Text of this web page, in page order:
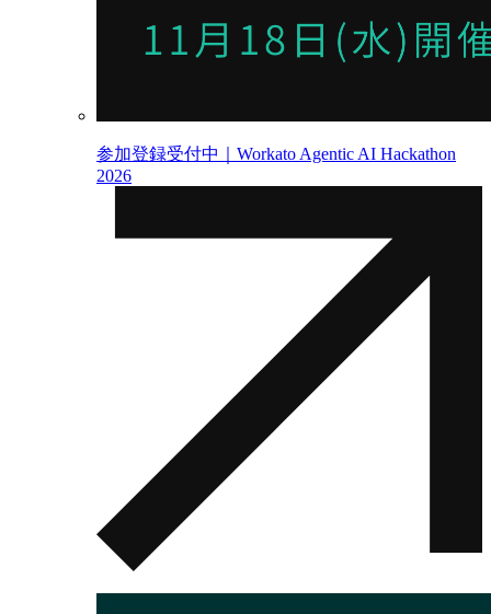
参加登録受付中｜Workato Agentic AI Hackathon
2026